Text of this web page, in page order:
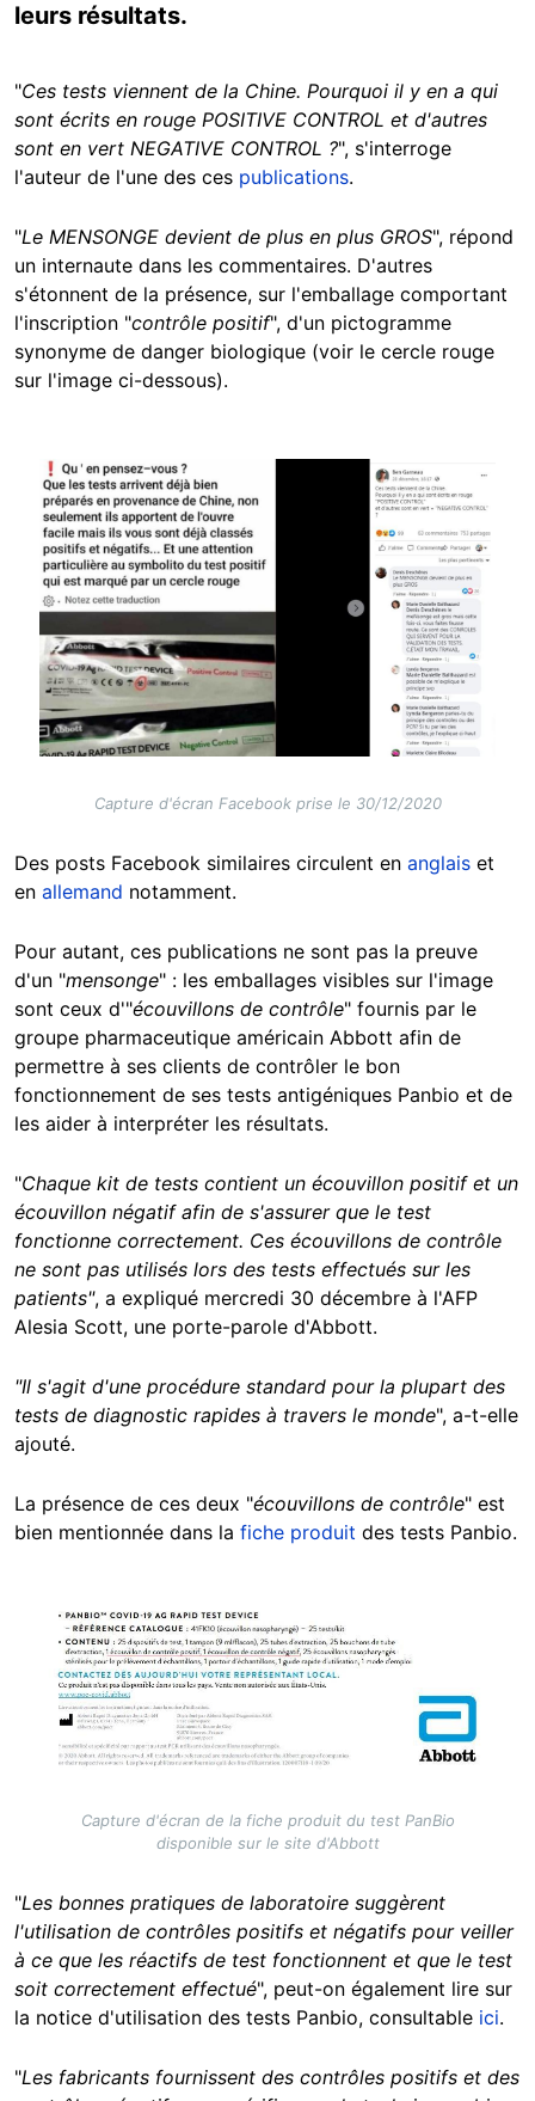
leurs résultats.
"Ces tests viennent de la Chine. Pourquoi il y en a qui
sont écrits en rouge POSITIVE CONTROL et d'autres
sont en vert NEGATIVE CONTROL ?", s'interroge
l'auteur de l'une des ces publications.
"Le MENSONGE devient de plus en plus GROS", répond
un internaute dans les commentaires. D'autres
s'étonnent de la présence, sur l'emballage comportant
l'inscription "contrôle positif", d'un pictogramme
synonyme de danger biologique (voir le cercle rouge
sur l'image ci-dessous).
Image
Capture d'écran Facebook prise le 30/12/2020
Des posts Facebook similaires circulent en anglais et
en allemand notamment.
Pour autant, ces publications ne sont pas la preuve
d'un "mensonge" : les emballages visibles sur l'image
sont ceux d'"écouvillons de contrôle" fournis par le
groupe pharmaceutique américain Abbott afin de
permettre à ses clients de contrôler le bon
fonctionnement de ses tests antigéniques Panbio et de
les aider à interpréter les résultats.
"Chaque kit de tests contient un écouvillon positif et un
écouvillon négatif afin de s'assurer que le test
fonctionne correctement. Ces écouvillons de contrôle
ne sont pas utilisés lors des tests effectués sur les
patients", a expliqué mercredi 30 décembre à l'AFP
Alesia Scott, une porte-parole d'Abbott.
"Il s'agit d'une procédure standard pour la plupart des
tests de diagnostic rapides à travers le monde", a-t-elle
ajouté.
La présence de ces deux "écouvillons de contrôle" est
bien mentionnée dans la fiche produit des tests Panbio.
Image
Capture d'écran de la fiche produit du test PanBio
disponible sur le site d'Abbott
"Les bonnes pratiques de laboratoire suggèrent
l'utilisation de contrôles positifs et négatifs pour veiller
à ce que les réactifs de test fonctionnent et que le test
soit correctement effectué", peut-on également lire sur
la notice d'utilisation des tests Panbio, consultable ici.
"Les fabricants fournissent des contrôles positifs et des